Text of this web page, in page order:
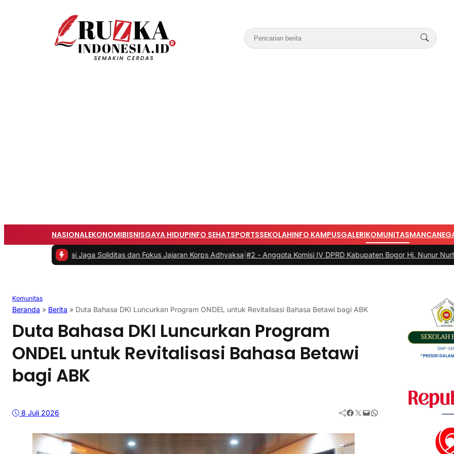
NASIONALEKONOMIBISNISGAYA HIDUPINFO SEHATSPORTSSEKOLAHINFO KAMPUSGALERIKOMUNITAS
Dinilai Jaga Soliditas dan Fokus Jajaran Korps Adhyaksa|#2 -Anggota Komisi IV DPRD Kabupaten Bogor Hj. Nunur Nurhasdian
Komunitas
Beranda » Berita » Duta Bahasa DKI Luncurkan Program ONDEL untuk Revitalisasi Bahasa Betawi bagi ABK
Duta Bahasa DKI Luncurkan Program
ONDEL untuk Revitalisasi Bahasa Betawi
bagi ABK
8 Juli 2026 Facebook Twitter Mail WhatsApp